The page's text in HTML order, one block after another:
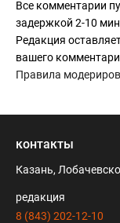
Все комментарии
задержкой 2-10
Редакция
вашего
Правила
контакты
Казань,
редакция
8 (843) 202-12-10